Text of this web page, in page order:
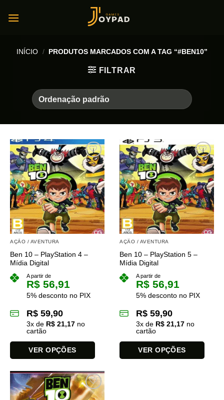
INÍCIO / PRODUTOS MARCADOS COM A TAG “#BEN10”
FILTRAR
AÇÃO / AVENTURA
Ben 10 – PlayStation 4 –
Mídia Digital
A partir de
R$ 56,91
5% desconto no PIX
R$ 59,90
3x de R$ 21,17 no
cartão
VER OPÇÕES
produto
tem
várias
AÇÃO / AVENTURA
Ben 10 – PlayStation 5 –
Mídia Digital
A partir de
R$ 56,91
5% desconto no PIX
R$ 59,90
3x de R$ 21,17 no
cartão
VER OPÇÕES